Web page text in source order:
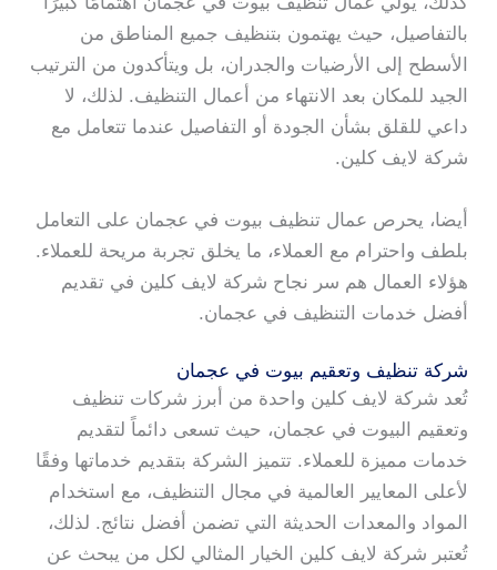
بالتفاصيل، حيث يهتمون بتنظيف جميع المناطق من
الأسطح إلى الأرضيات والجدران، بل ويتأكدون من الترتيب
الجيد للمكان بعد الانتهاء من أعمال التنظيف. لذلك، لا
داعي للقلق بشأن الجودة أو التفاصيل عندما تتعامل مع
شركة لايف كلين.
أيضا، يحرص عمال تنظيف بيوت في عجمان على التعامل
بلطف واحترام مع العملاء، ما يخلق تجربة مريحة للعملاء.
هؤلاء العمال هم سر نجاح شركة لايف كلين في تقديم
أفضل خدمات التنظيف في عجمان.
شركة تنظيف وتعقيم بيوت في عجمان
تُعد شركة لايف كلين واحدة من أبرز شركات تنظيف
وتعقيم البيوت في عجمان، حيث تسعى دائماً لتقديم
خدمات مميزة للعملاء. تتميز الشركة بتقديم خدماتها وفقًا
لأعلى المعايير العالمية في مجال التنظيف، مع استخدام
المواد والمعدات الحديثة التي تضمن أفضل نتائج. لذلك،
تُعتبر شركة لايف كلين الخيار المثالي لكل من يبحث عن